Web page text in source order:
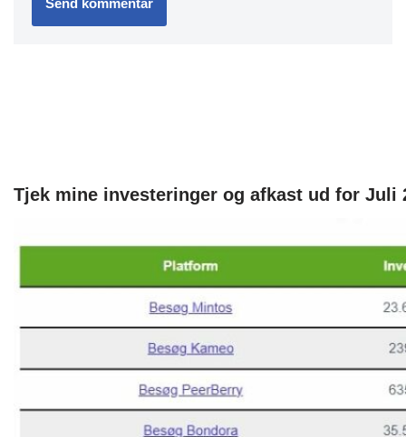
Tjek mine investeringer og afkast ud for Juli